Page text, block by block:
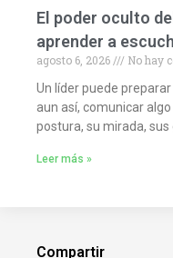
El poder oculto
aprender a
agosto 6, 2026
No hay
Un líder puede
aun así, comunicar
postura, su mirada,
Leer más »
Compartir